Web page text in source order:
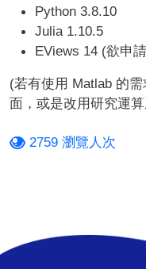
Python 3.8.10
Julia 1.10.5
EViews 14 (欲申
(若有使用 Matlab 的
面，或是改用研究運
2759 瀏覽人次